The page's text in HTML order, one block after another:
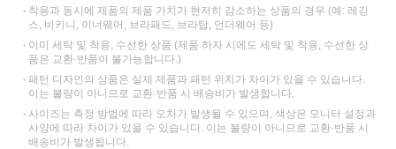
착용과 동시에 제품의 제품 가치가 현저히 감소하는 상품의 경우 (예: 레깅
스, 비키니, 이너웨어, 브라패드, 브라탑, 언더웨어 등)
이미 세탁 및 착용, 수선한 상품 (제품 하자 시에도 세탁 및 착용, 수선한 상
품은 교환·반품이 불가능합니다.)
패턴 디자인의 상품은 실제 제품과 패턴 위치가 차이가 있을 수 있습니다.
이는 불량이 아니므로 교환·반품 시 배송비가 발생합니다.
사이즈는 측정 방법에 따라 오차가 발생될 수 있으며, 색상은 모니터 설정과
사양에 따라 차이가 있을 수 있습니다. 이는 불량이 아니므로 교환·반품 시
배송비가 발생됩니다.